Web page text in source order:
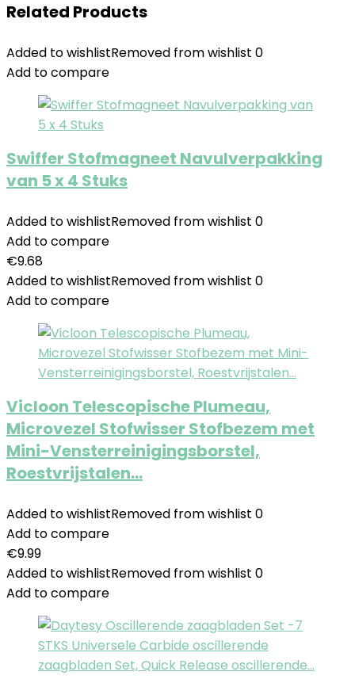
Related Products
Added to wishlistRemoved from wishlist 0
Add to compare
Swiffer Stofmagneet Navulverpakking
van 5 x 4 Stuks
Added to wishlistRemoved from wishlist 0
Add to compare
€9.68
Added to wishlistRemoved from wishlist 0
Add to compare
Vicloon Telescopische Plumeau,
Microvezel Stofwisser Stofbezem met
Mini-Vensterreinigingsborstel,
Roestvrijstalen…
Added to wishlistRemoved from wishlist 0
Add to compare
€9.99
Added to wishlistRemoved from wishlist 0
Add to compare